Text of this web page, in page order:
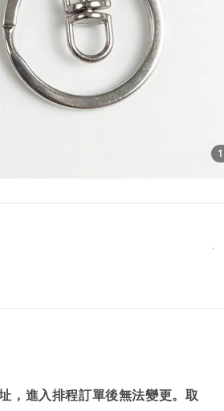
1
，進入排程訂單後無法變更。取